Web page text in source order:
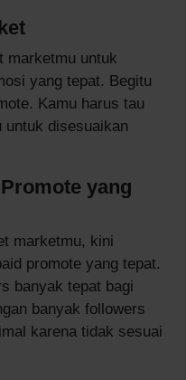
marketmu untuk
yang tepat. Begitu
Kamu harus tau
disesuaikan
yang
marketmu, kini
promote yang tepat.
banyak tepat bagi
banyak followers
karena tidak sesuai